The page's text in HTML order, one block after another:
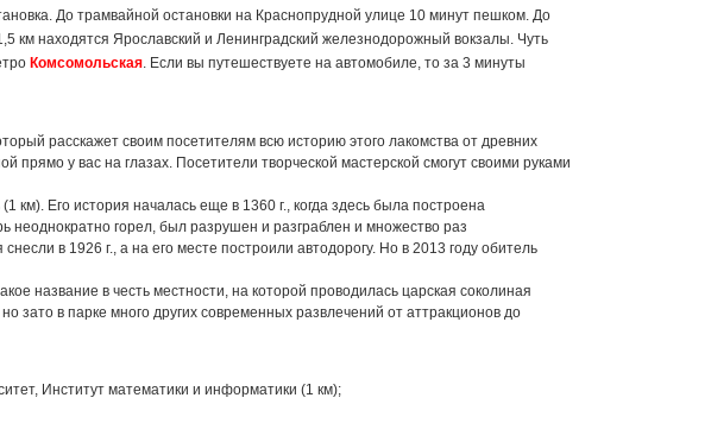
До трамвайной остановки на Краснопрудной улице 10 минут пешком. До
км находятся Ярославский и Ленинградский железнодорожный вокзалы. Чуть
Комсомольская. Если вы путешествуете на автомобиле, то за 3 минуты
расскажет своим посетителям всю историю этого лакомства от древних
у вас на глазах. Посетители творческой мастерской смогут своими руками
км). Его история началась еще в 1360 г., когда здесь была построена
неоднократно горел, был разрушен и разграблен и множество раз
в 1926 г., а на его месте построили автодорогу. Но в 2013 году обитель
название в честь местности, на которой проводилась царская соколиная
зато в парке много других современных развлечений от аттракционов до
Институт математики и информатики (1 км);